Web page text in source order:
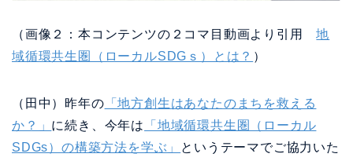
（画像２：本コンテンツの２コマ目動画より引用地
域循環共生圏（ローカルSDGｓ）とは？ ）
（田中）昨年の 「地方創生はあなたのまちを救える
か？」 に続き、今年は
「地域循環共生圏（ローカル
SDGs）の構築方法を学ぶ」
というテーマでご協力いた